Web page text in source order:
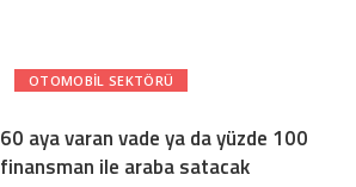
OTOMOBIL SEKTÖRÜ
60 aya varan vade ya da yüzde 100
finansman ile araba satacak